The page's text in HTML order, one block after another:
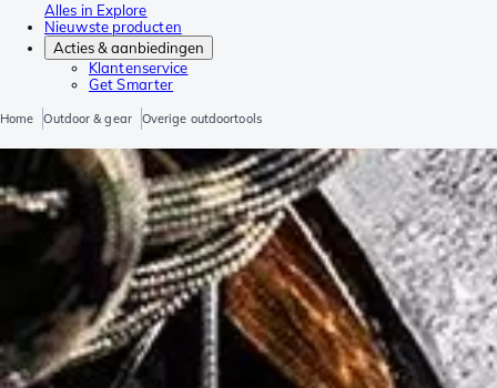
Alles in Explore
Nieuwste producten
Acties & aanbiedingen
Klantenservice
Get Smarter
Home Outdoor & gear Overige outdoortools